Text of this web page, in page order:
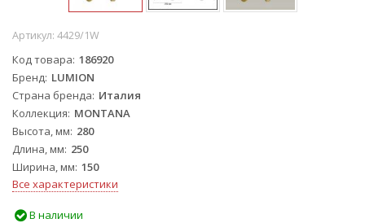
Артикул: 4429/1W
Код товара 186920
Бренд LUMION
Страна бренда Италия
Коллекция MONTANA
Высота, мм 280
Длина, мм 250
Ширина, мм 150
Все характеристики
В наличии